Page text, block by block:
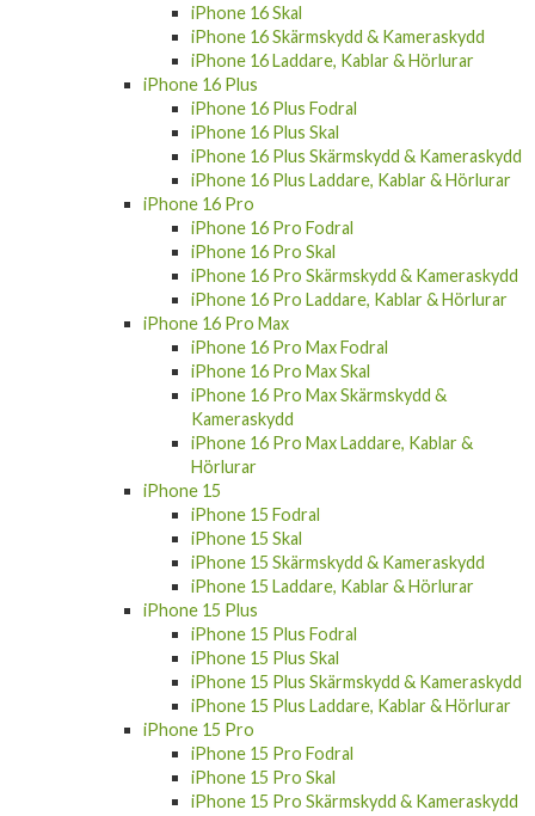
iPhone 16 Skal
iPhone 16 Skärmskydd & Kameraskydd
iPhone 16 Laddare, Kablar & Hörlurar
iPhone 16 Plus
iPhone 16 Plus Fodral
iPhone 16 Plus Skal
iPhone 16 Plus Skärmskydd & Kameraskydd
iPhone 16 Plus Laddare, Kablar & Hörlurar
iPhone 16 Pro
iPhone 16 Pro Fodral
iPhone 16 Pro Skal
iPhone 16 Pro Skärmskydd & Kameraskydd
iPhone 16 Pro Laddare, Kablar & Hörlurar
iPhone 16 Pro Max
iPhone 16 Pro Max Fodral
iPhone 16 Pro Max Skal
iPhone 16 Pro Max Skärmskydd &
Kameraskydd
iPhone 16 Pro Max Laddare, Kablar &
Hörlurar
iPhone 15
iPhone 15 Fodral
iPhone 15 Skal
iPhone 15 Skärmskydd & Kameraskydd
iPhone 15 Laddare, Kablar & Hörlurar
iPhone 15 Plus
iPhone 15 Plus Fodral
iPhone 15 Plus Skal
iPhone 15 Plus Skärmskydd & Kameraskydd
iPhone 15 Plus Laddare, Kablar & Hörlurar
iPhone 15 Pro
iPhone 15 Pro Fodral
iPhone 15 Pro Skal
iPhone 15 Pro Skärmskydd & Kameraskydd